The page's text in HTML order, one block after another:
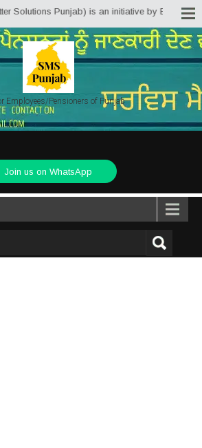
Punjab) is an initiative by Employees/
Employees/Pensioners of Punjab
Join us on WhatsApp